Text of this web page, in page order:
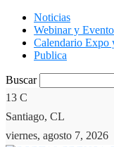
Noticias
Webinar y
Calendario Expo
Publica
Buscar
13 C
Santiago, CL
viernes, agosto 7, 2026